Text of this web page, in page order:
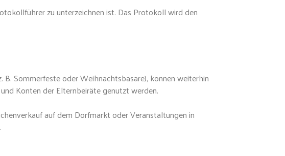
zu unterzeichnen ist. Das Protokoll wird den
Sommerfeste oder Weihnachtsbasare), können weiterhin
Konten der Elternbeiräte genutzt werden.
auf dem Dorfmarkt oder Veranstaltungen in